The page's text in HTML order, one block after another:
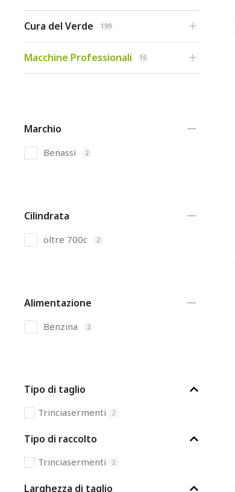
Cura del Verde 199
Macchine Professionali 16
Marchio
Benassi 2
Cilindrata
oltre 700c 2
Alimentazione
Benzina 2
Tipo di taglio
Trinciasermenti 2
Tipo di raccolto
Trinciasermenti 2
Larghezza di taglio